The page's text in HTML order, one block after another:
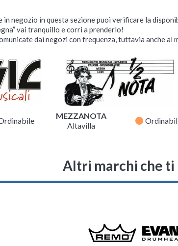
negozio in questa sezione puoi verificare la
vai tranquillo e corri a prenderlo!
dai negozi con frequenza, tuttavia anche al
MEZZANOTA
Altavilla
fiber_manual_record
Altri marchi che